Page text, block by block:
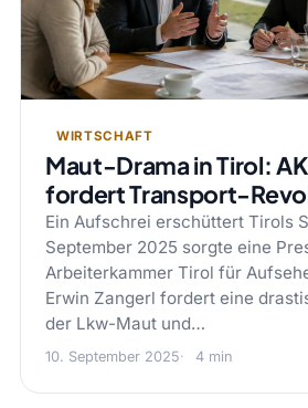
WIRTSCHAFT
Maut-Drama in Tirol:
fordert Transport-
Ein Aufschrei erschüttert Tirols
September 2025 sorgte eine
Arbeiterkammer Tirol für
Erwin Zangerl fordert eine
der Lkw-Maut und…
10. September 2025 4 min